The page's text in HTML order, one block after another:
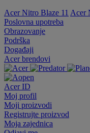
Acer Nitro Blaze 11 Acer
Poslovna upotreba
Obrazovanje
Podrška
Događaji
Acer brendovi
Acer ID
Moj profil
Moji proizvodi
Registrujte proizvod
Moja zajednica